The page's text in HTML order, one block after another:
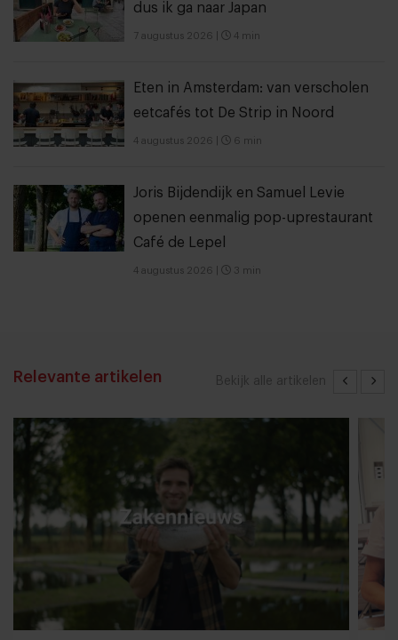
dus ik ga naar Japan
7 augustus 2026 4 min
Eten in Amsterdam: van verscholen
eetcafés tot De Strip in Noord
4 augustus 2026 6 min
Joris Bijdendijk en Samuel Levie
openen eenmalig pop-uprestaurant
Café de Lepel
4 augustus 2026 3 min
Bekijk alle artikelen
Relevante artikelen